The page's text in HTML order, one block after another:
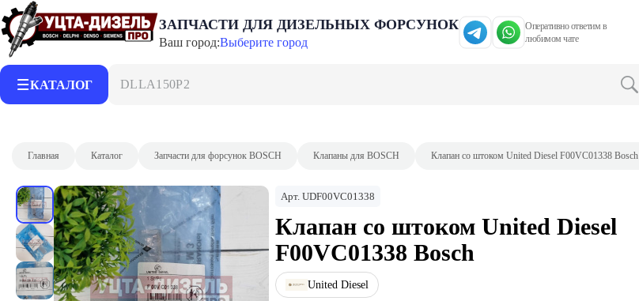
ЗАПЧАСТИ ДЛЯ ДИЗЕЛЬНЫХ ФОРСУНОК
Ваш город:Выберите город
Оперативно ответим в
любимом чате
КАТАЛОГ DLLA150P2153
Главная Каталог Запчасти для форсунок BOSCH Клапаны для BOSCH Клапан со штоком United Diesel F00VC01338 Bosch
Арт. UDF00VC01338
Клапан со штоком United Diesel
F00VC01338 Bosch
United Diesel